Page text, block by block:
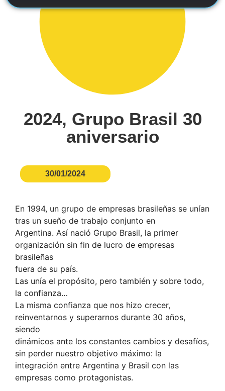
2024, Grupo Brasil 30
aniversario
30/01/2024
En 1994, un grupo de empresas brasileñas se unían
tras un sueño de trabajo conjunto en
Argentina. Así nació Grupo Brasil, la primer
organización sin fin de lucro de empresas
brasileñas
fuera de su país.
Las unía el propósito, pero también y sobre todo,
la confianza…
La misma confianza que nos hizo crecer,
reinventarnos y superarnos durante 30 años,
siendo
dinámicos ante los constantes cambios y desafíos,
sin perder nuestro objetivo máximo: la
integración entre Argentina y Brasil con las
empresas como protagonistas.